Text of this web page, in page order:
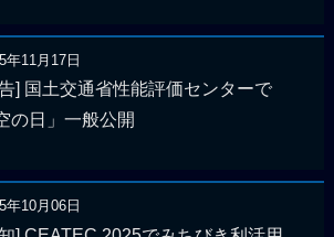
年11月17日
] 国土交通省性能評価センターで
の日」一般公開
年10月06日